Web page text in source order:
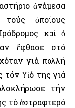
ἀνάμεσα
ὁποίους
καί ὁ
ἔφθασε στό
γιά πολλή
τόν Υἱό της γιά
τήν
τό ἀστραφτερό